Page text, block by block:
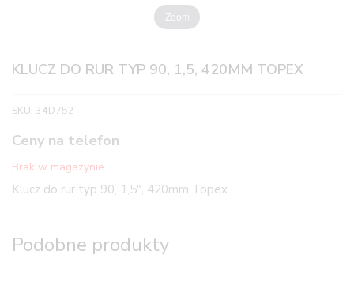
Zoom
KLUCZ DO RUR TYP 90, 1,5, 420MM TOPEX
SKU: 34D752
Ceny na telefon
Brak w magazynie
Klucz do rur typ 90, 1,5″, 420mm Topex
Podobne produkty